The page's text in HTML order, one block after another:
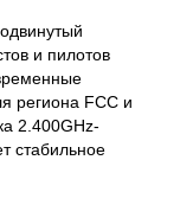
и пилотов
региона FCC и
2.400GHz-
стабильное